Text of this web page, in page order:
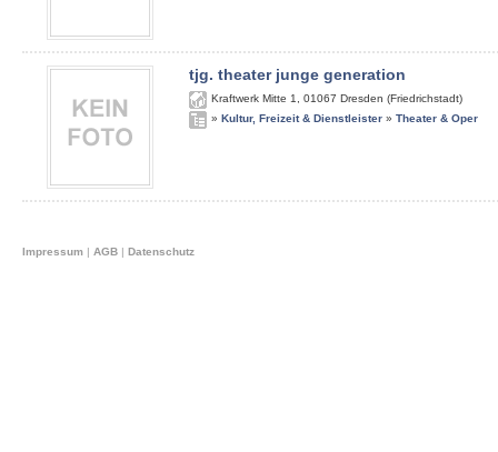
tjg. theater junge generation
Kraftwerk Mitte 1 01067 Dresden (Friedrichstadt)
» Kultur, Freizeit & Dienstleister » Theater & Oper
Impressum | AGB | Datenschutz